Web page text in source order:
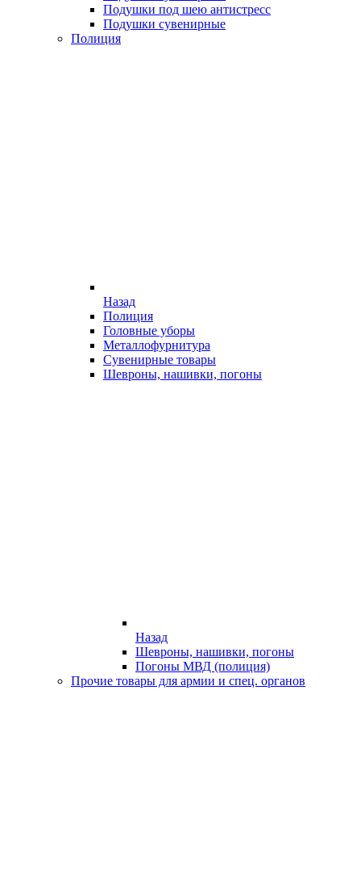
Подушки под шею антистресс
Подушки сувенирные
Полиция
Назад
Полиция
Головные уборы
Металлофурнитура
Сувенирные товары
Шевроны, нашивки, погоны
Назад
Шевроны, нашивки, погоны
Погоны МВД (полиция)
Прочие товары для армии и спец. органов